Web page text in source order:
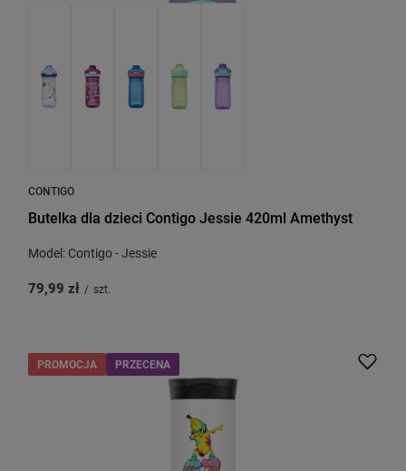
CONTIGO
Butelka dla dzieci Contigo Jessie 420ml Amethyst
Model: Contigo - Jessie
79,99 zł / szt.
PROMOCJA PRZECENA